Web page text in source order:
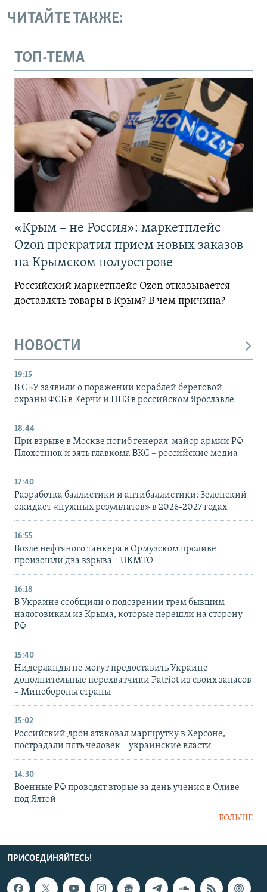
ЧИТАЙТЕ ТАКЖЕ:
ТОП-ТЕМА
«Крым – не Россия»: маркетплейс
Ozon прекратил прием новых заказов
на Крымском полуострове
Российский маркетплейс Ozon отказывается
доставлять товары в Крым? В чем причина?
НОВОСТИ
19:15
В СБУ заявили о поражении кораблей береговой
охраны ФСБ в Керчи и НПЗ в российском Ярославле
18:44
При взрыве в Москве погиб генерал-майор армии РФ
Плохотнюк и зять главкома ВКС – российские медиа
17:40
Разработка баллистики и антибаллистики: Зеленский
ожидает «нужных результатов» в 2026-2027 годах
16:55
Возле нефтяного танкера в Ормузском проливе
произошли два взрыва – UKMTO
16:18
В Украине сообщили о подозрении трем бывшим
налоговикам из Крыма, которые перешли на сторону
РФ
15:40
Нидерланды не могут предоставить Украине
дополнительные перехватчики Patriot из своих запасов
– Минобороны страны
15:02
Российский дрон атаковал маршрутку в Херсоне,
пострадали пять человек – украинские власти
14:30
Военные РФ проводят вторые за день учения в Оливе
под Ялтой
БОЛЬШЕ
ПРИСОЕДИНЯЙТЕСЬ!